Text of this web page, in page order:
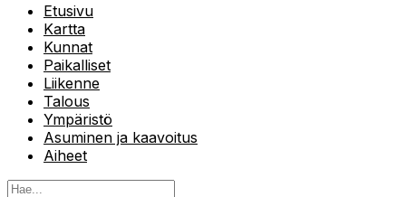
Etusivu
Kartta
Kunnat
Paikalliset
Liikenne
Talous
Ympäristö
Asuminen ja kaavoitus
Aiheet